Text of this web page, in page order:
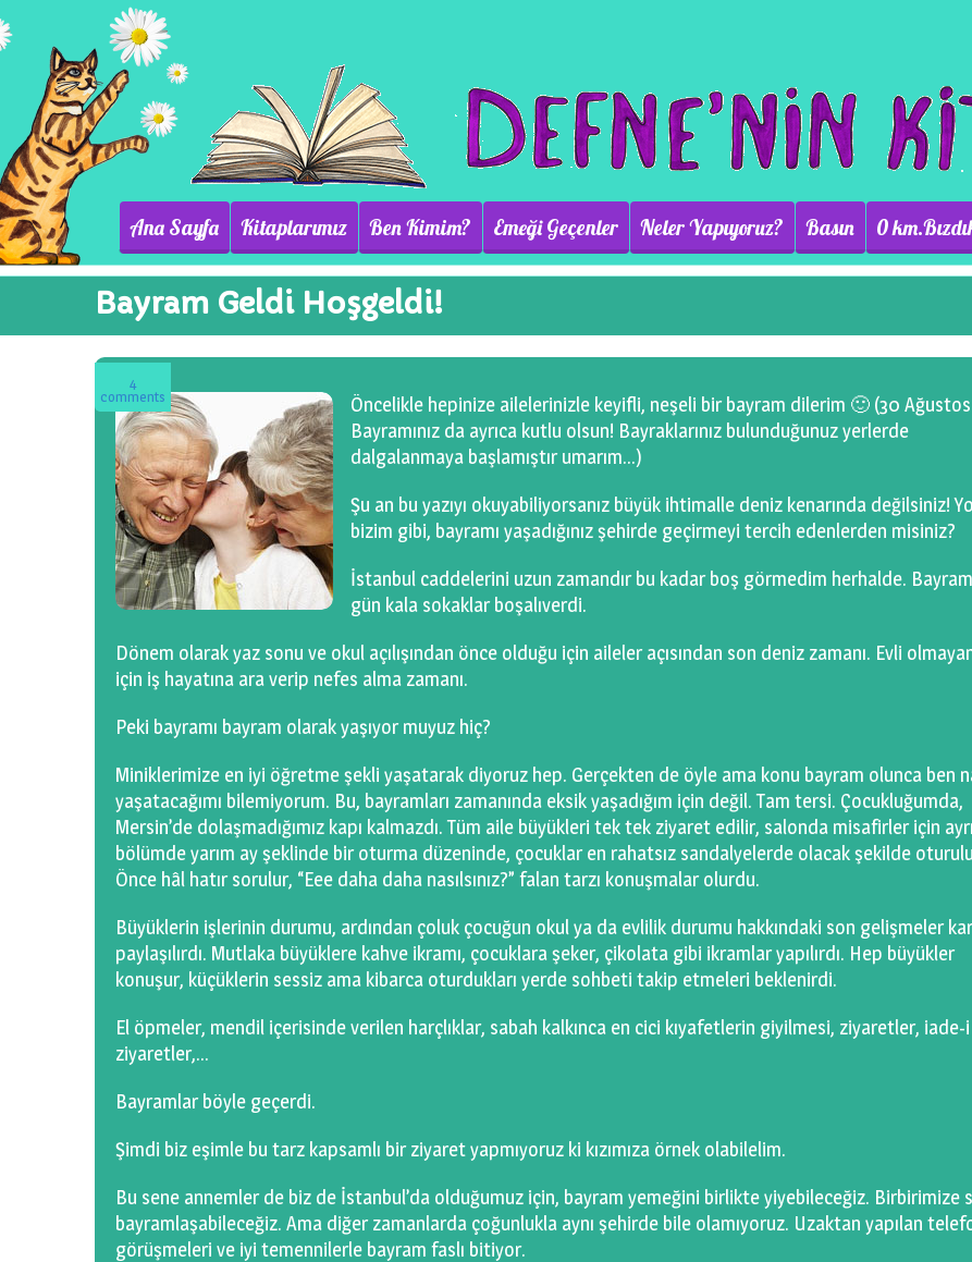
Ana Sayfa Kitaplarımız Ben Kimim? Emeği Geçenler Neler Yapıyoruz? Basın 0
Bayram Geldi Hoşgeldi!
4
comments
Öncelikle hepinize ailelerinizle keyifli, neşeli bir bayram dilerim 🙂 (30
Bayramınız da ayrıca kutlu olsun! Bayraklarınız bulunduğunuz yerlerde
dalgalanmaya başlamıştır umarım…)
Şu an bu yazıyı okuyabiliyorsanız büyük ihtimalle deniz kenarında değilsiniz!
bizim gibi, bayramı yaşadığınız şehirde geçirmeyi tercih edenlerden misiniz?
İstanbul caddelerini uzun zamandır bu kadar boş görmedim herhalde.
gün kala sokaklar boşalıverdi.
Dönem olarak yaz sonu ve okul açılışından önce olduğu için aileler açısından son deniz zamanı. Evli
için iş hayatına ara verip nefes alma zamanı.
Peki bayramı bayram olarak yaşıyor muyuz hiç?
Miniklerimize en iyi öğretme şekli yaşatarak diyoruz hep. Gerçekten de öyle ama konu bayram olunca ben
yaşatacağımı bilemiyorum. Bu, bayramları zamanında eksik yaşadığım için değil. Tam tersi. Çocukluğumda,
Mersin’de dolaşmadığımız kapı kalmazdı. Tüm aile büyükleri tek tek ziyaret edilir, salonda misafirler için
bölümde yarım ay şeklinde bir oturma düzeninde, çocuklar en rahatsız sandalyelerde olacak şekilde
Önce hâl hatır sorulur, “Eee daha daha nasılsınız?” falan tarzı konuşmalar olurdu.
Büyüklerin işlerinin durumu, ardından çoluk çocuğun okul ya da evlilik durumu hakkındaki son gelişmeler
paylaşılırdı. Mutlaka büyüklere kahve ikramı, çocuklara şeker, çikolata gibi ikramlar yapılırdı. Hep büyükler
konuşur, küçüklerin sessiz ama kibarca oturdukları yerde sohbeti takip etmeleri beklenirdi.
El öpmeler, mendil içerisinde verilen harçlıklar, sabah kalkınca en cici kıyafetlerin giyilmesi, ziyaretler, iade-i
ziyaretler,…
Bayramlar böyle geçerdi.
Şimdi biz eşimle bu tarz kapsamlı bir ziyaret yapmıyoruz ki kızımıza örnek olabilelim.
Bu sene annemler de biz de İstanbul’da olduğumuz için, bayram yemeğini birlikte yiyebileceğiz. Birbirimize
bayramlaşabileceğiz. Ama diğer zamanlarda çoğunlukla aynı şehirde bile olamıyoruz. Uzaktan yapılan
görüşmeleri ve iyi temennilerle bayram faslı bitiyor.